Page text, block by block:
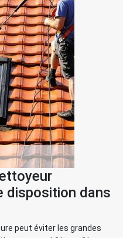
disposition dans
peut éviter les grandes